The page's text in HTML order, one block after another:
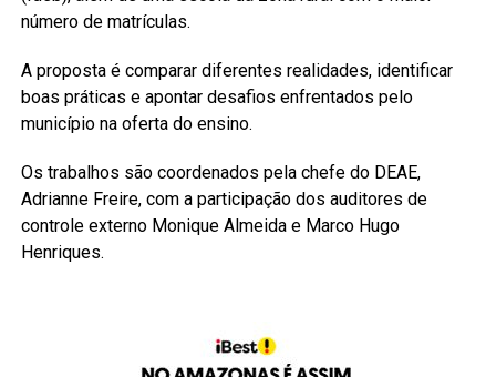
número de matrículas.
A proposta é comparar diferentes realidades, identificar
boas práticas e apontar desafios enfrentados pelo
município na oferta do ensino.
Os trabalhos são coordenados pela chefe do DEAE,
Adrianne Freire, com a participação dos auditores de
controle externo Monique Almeida e Marco Hugo
Henriques.